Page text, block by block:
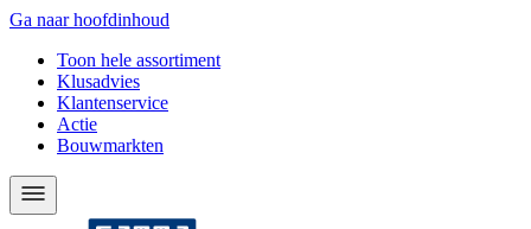
Ga naar hoofdinhoud
Toon hele assortiment
Klusadvies
Klantenservice
Actie
Bouwmarkten